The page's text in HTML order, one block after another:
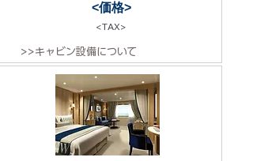
<価格>
<TAX>
>>キャビン設備について